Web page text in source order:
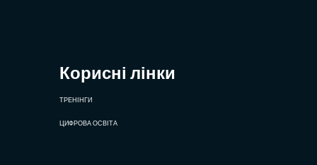
Корисні лінки
ТРЕНІНГИ
ЦИФРОВА ОСВІТА